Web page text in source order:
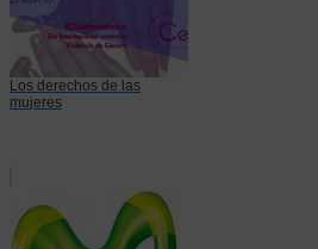
Los derechos de las
mujeres